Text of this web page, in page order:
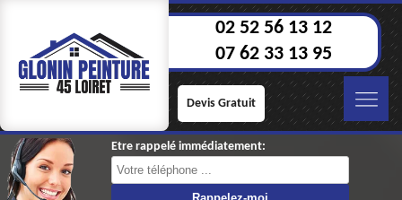
02 52 56 13 12
07 62 33 13 95
Devis Gratuit
Etre rappelé immédiatement: